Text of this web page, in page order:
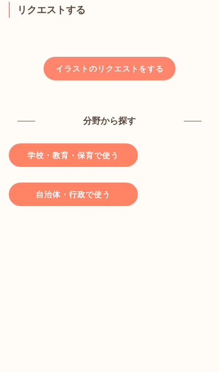
リクエストする
イラストのリクエストをする
分野から探す
学校・教育・保育で使う
自治体・行政で使う